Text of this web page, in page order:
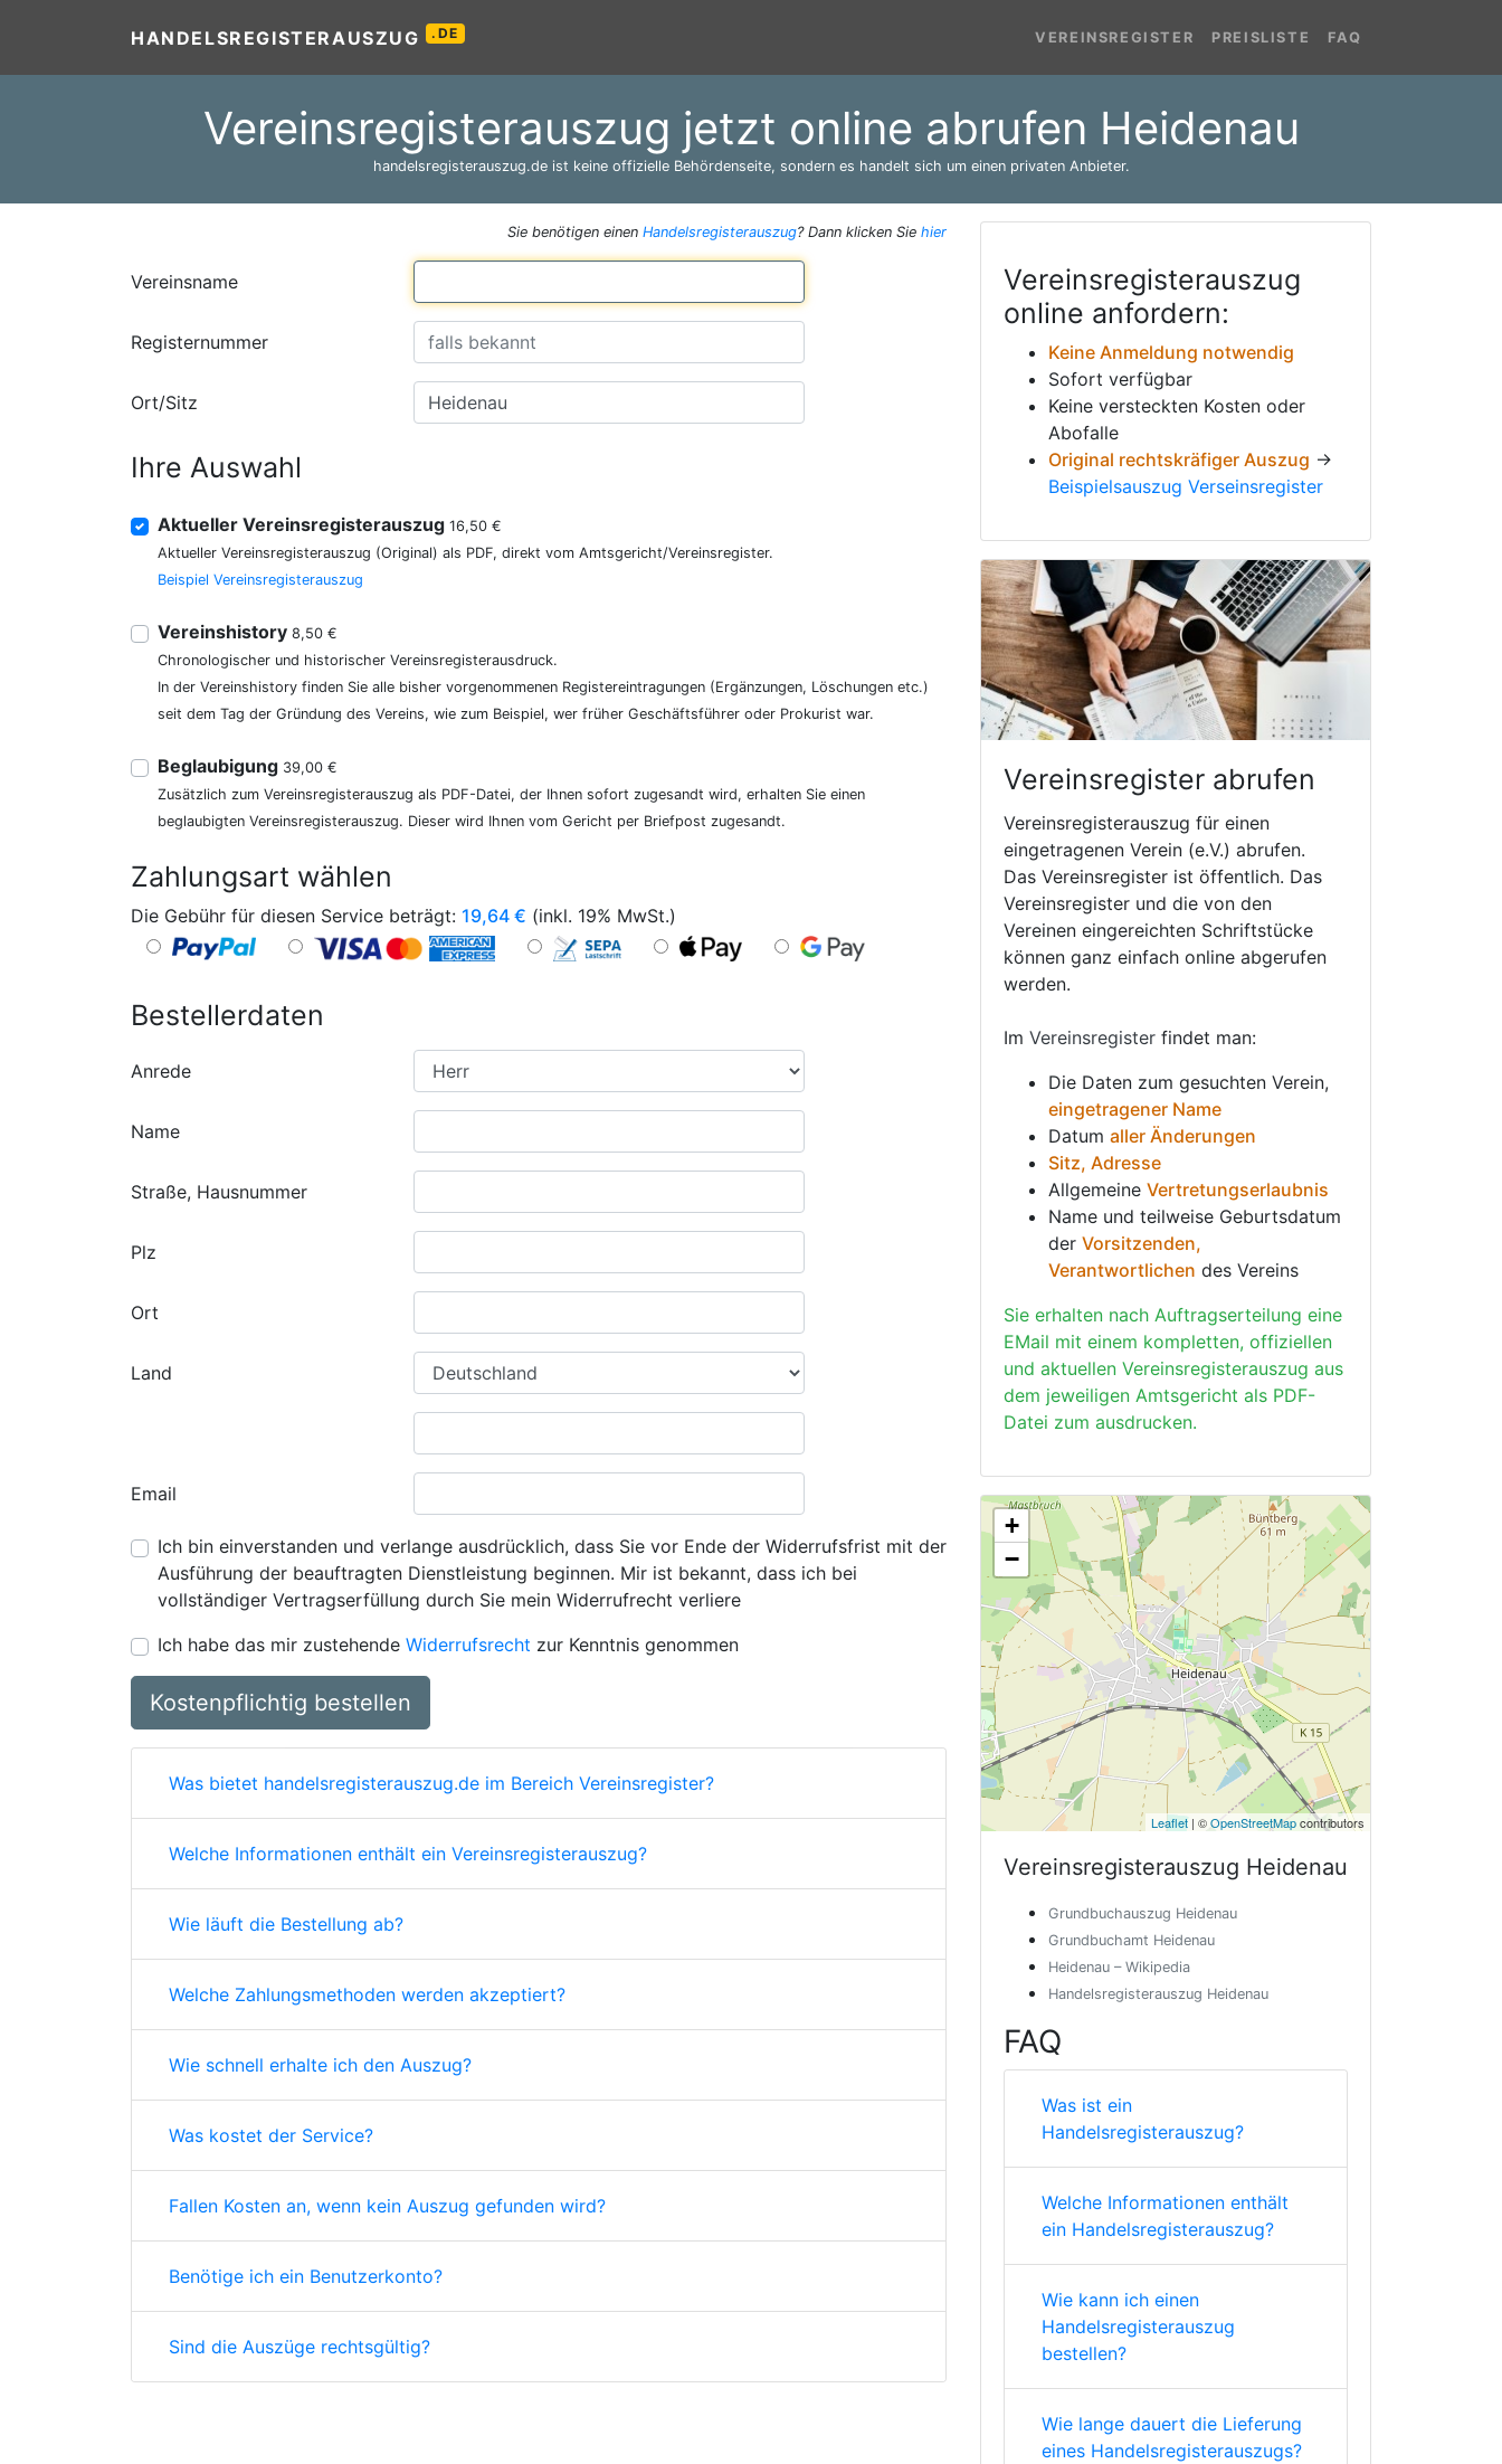
HANDELSREGISTERAUSZUG .DE VEREINSREGISTER PREISLISTE FAQ
Vereinsregisterauszug jetzt online abrufen Heidenau
handelsregisterauszug.de ist keine offizielle Behördenseite, sondern es handelt sich um einen privaten Anbieter.
Sie benötigen einen Handelsregisterauszug? Dann klicken Sie hier
Vereinsname
Registernummer
Ort/Sitz
Ihre Auswahl
Aktueller Vereinsregisterauszug 16,50 €
Aktueller Vereinsregisterauszug (Original) als PDF, direkt vom Amtsgericht/Vereinsregister.
Beispiel Vereinsregisterauszug
Vereinshistory 8,50 €
Chronologischer und historischer Vereinsregisterausdruck.
In der Vereinshistory finden Sie alle bisher vorgenommenen Registereintragungen (Ergänzungen, Löschungen etc.)
seit dem Tag der Gründung des Vereins, wie zum Beispiel, wer früher Geschäftsführer oder Prokurist war.
Beglaubigung 39,00 €
Zusätzlich zum Vereinsregisterauszug als PDF-Datei, der Ihnen sofort zugesandt wird, erhalten Sie einen
beglaubigten Vereinsregisterauszug. Dieser wird Ihnen vom Gericht per Briefpost zugesandt.
Zahlungsart wählen
Die Gebühr für diesen Service beträgt: 19,64 € (inkl. 19% MwSt.)
Bestellerdaten
Anrede
Name
Straße, Hausnummer
Plz
Ort
Land
Email
Ich bin einverstanden und verlange ausdrücklich, dass Sie vor Ende der Widerrufsfrist mit der
Ausführung der beauftragten Dienstleistung beginnen. Mir ist bekannt, dass ich bei
vollständiger Vertragserfüllung durch Sie mein Widerrufrecht verliere
Ich habe das mir zustehende Widerrufsrecht zur Kenntnis genommen
Kostenpflichtig bestellen
Was bietet handelsregisterauszug.de im Bereich Vereinsregister?
Welche Informationen enthält ein Vereinsregisterauszug?
Wie läuft die Bestellung ab?
Welche Zahlungsmethoden werden akzeptiert?
Wie schnell erhalte ich den Auszug?
Was kostet der Service?
Fallen Kosten an, wenn kein Auszug gefunden wird?
Benötige ich ein Benutzerkonto?
Sind die Auszüge rechtsgültig?
Vereinsregisterauszug
online anfordern:
Keine Anmeldung notwendig
Sofort verfügbar
Keine versteckten Kosten oder
Abofalle
Original rechtskräfiger Auszug →
Beispielsauszug Verseinsregister
Vereinsregister abrufen
Vereinsregisterauszug für einen
eingetragenen Verein (e.V.) abrufen.
Das Vereinsregister ist öffentlich. Das
Vereinsregister und die von den
Vereinen eingereichten Schriftstücke
können ganz einfach online abgerufen
werden.
Im Vereinsregister findet man:
Die Daten zum gesuchten Verein,
eingetragener Name
Datum aller Änderungen
Sitz, Adresse
Allgemeine Vertretungserlaubnis
Name und teilweise Geburtsdatum
der Vorsitzenden,
Verantwortlichen des Vereins
Sie erhalten nach Auftragserteilung eine
EMail mit einem kompletten, offiziellen
und aktuellen Vereinsregisterauszug aus
dem jeweiligen Amtsgericht als PDF-
Datei zum ausdrucken.
+
−
Leaflet | ©OpenStreetMapcontributors
Vereinsregisterauszug Heidenau
Grundbuchauszug Heidenau
Grundbuchamt Heidenau
Heidenau – Wikipedia
Handelsregisterauszug Heidenau
FAQ
Was ist ein
Handelsregisterauszug?
Welche Informationen enthält
ein Handelsregisterauszug?
Wie kann ich einen
Handelsregisterauszug
bestellen?
Wie lange dauert die Lieferung
eines Handelsregisterauszugs?